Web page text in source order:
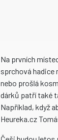
Na prvních
sprchová hadice
nebo prošlá
dárků patří také
Například, když
Heureka.cz